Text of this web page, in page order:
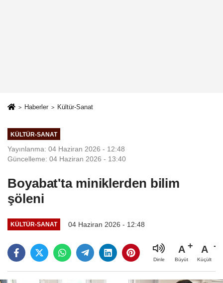
Haberler Kültür-Sanat
KÜLTÜR-SANAT
Yayınlanma: 04 Haziran 2026 - 12:48
Güncelleme: 04 Haziran 2026 - 13:40
Boyabat'ta miniklerden bilim
şöleni
KÜLTÜR-SANAT 04 Haziran 2026 - 12:48
Dinle
A
Büyüt
A
Küçült